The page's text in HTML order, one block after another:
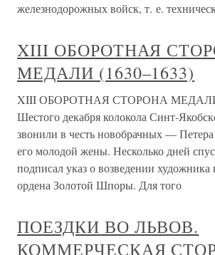
железнодорожных войск, т. е.
XIII ОБОРОТНАЯ
МЕДАЛИ (1630–1633)
XIII ОБОРОТНАЯ СТОРОНА МЕДАЛИ
Шестого декабря колокола Синт-
звонили в честь новобрачных —
его молодой жены. Несколько дней
подписал указ о возведении художника
ордена Золотой Шпоры. Для того
ПОЕЗДКИ ВО ЛЬВОВ.
КОММЕРЧЕСКАЯ